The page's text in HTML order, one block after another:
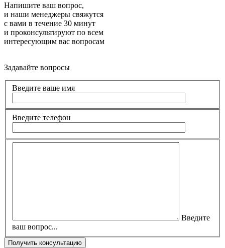
Напишите ваш вопрос,
и наши менеджеры свяжутся
с вами в течение 30 минут
и проконсультируют по всем
интересующим вас вопросам
Задавайте вопросы
Введите ваше имя
Введите телефон
Введите
ваш вопрос...